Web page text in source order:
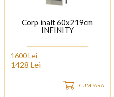
Corp inalt 60x219cm
INFINITY
1600 Lei
1428 Lei
CUMPARA